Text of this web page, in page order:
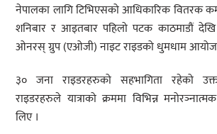
नेपालका लागि टिभिएसको आधिकारिक वितरक
शनिबार र आइतबार पहिलो पटक काठमाडौं
ओनरस् ग्रुप (एओजी) नाइट राइडको धुमधाम
३० जना राइडरहरुको सहभागिता रहेको
राइडरहरुले यात्राको क्रममा विभिन्न
लिए ।